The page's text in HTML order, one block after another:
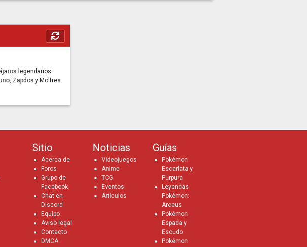
legendarios
Zapdos y Moltres.
Sitio
Acerca de
Foros
Grupo de
Facebook
Chat en
Discord
Equipo
Aviso legal
Contacto
DMCA
Noticias
Videojuegos
Anime
TCG
Eventos
Artículos
Guías
Pokémon
Escarlata y
Púrpura
Leyendas
Pokémon:
Arceus
Pokémon
Espada y
Escudo
Pokémon